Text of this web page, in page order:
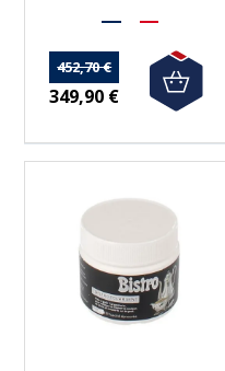
452,70 €
349,90 €